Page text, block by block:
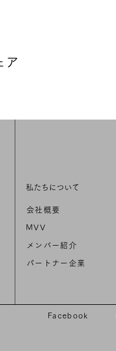
ア
私たちについて
会社概要
MVV
メンバー紹介
パートナー企業
Facebook